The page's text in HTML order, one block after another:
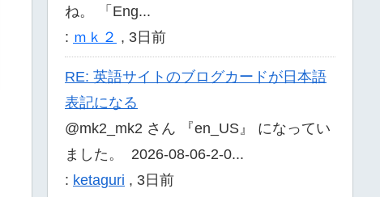
ね。 「Eng...
: ｍｋ２ , 3日前
RE: 英語サイトのブログカードが日本語
表記になる
@mk2_mk2 さん 『en_US』 になってい
ました。 2026-08-06-2-0...
: ketaguri , 3日前